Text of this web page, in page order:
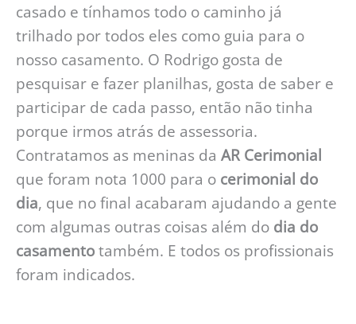
casado e tínhamos todo o caminho já
trilhado por todos eles como guia para o
nosso casamento. O Rodrigo gosta de
pesquisar e fazer planilhas, gosta de saber e
participar de cada passo, então não tinha
porque irmos atrás de assessoria.
Contratamos as meninas da AR Cerimonial
que foram nota 1000 para o cerimonial do
dia, que no final acabaram ajudando a gente
com algumas outras coisas além do dia do
casamento também. E todos os profissionais
foram indicados.